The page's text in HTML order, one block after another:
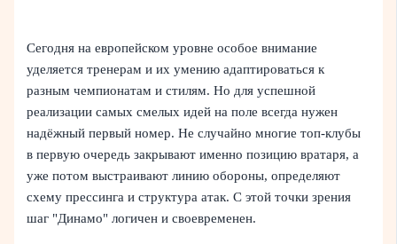
Сегодня на европейском уровне особое внимание
уделяется тренерам и их умению адаптироваться к
разным чемпионатам и стилям. Но для успешной
реализации самых смелых идей на поле всегда нужен
надёжный первый номер. Не случайно многие топ-клубы
в первую очередь закрывают именно позицию вратаря, а
уже потом выстраивают линию обороны, определяют
схему прессинга и структура атак. С этой точки зрения
шаг "Динамо" логичен и своевременен.